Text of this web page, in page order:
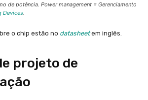
de potência. Power management = Gerenciamento
Devices.
o chip estão no datasheetem inglês.
projeto de